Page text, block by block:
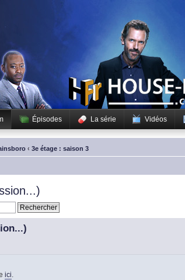
Épisodes La série Vidéos
‹ 3e étage : saison 3
ici.